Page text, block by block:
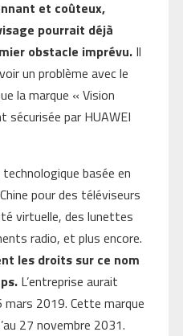
et coûteux,
pourrait déjà
obstacle imprévu.Il
un problème avec le
la marque « Vision
sécurisée par HUAWEI
basée en
pour des téléviseurs
virtuelle, des lunettes
radio, et plus encore.
les droits sur ce nom
L’entreprise aurait
2019. Cette marque
27 novembre 2031.